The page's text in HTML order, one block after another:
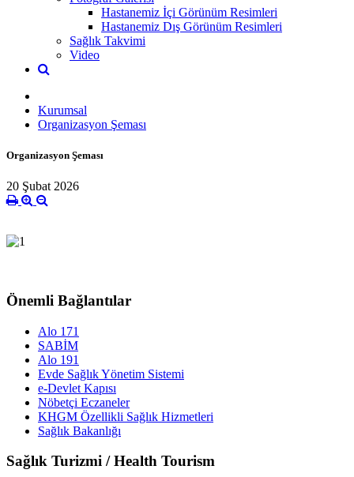
Hastanemiz İçi Görünüm Resimleri
Hastanemiz Dış Görünüm Resimleri
Sağlık Takvimi
Video
Kurumsal
Organizasyon Şeması
Organizasyon Şeması
20 Şubat 2026
Önemli Bağlantılar
Alo 171
SABİM
Alo 191
Evde Sağlık Yönetim Sistemi
e-Devlet Kapısı
Nöbetçi Eczaneler
KHGM Özellikli Sağlık Hizmetleri
Sağlık Bakanlığı
Sağlık Turizmi / Health Tourism